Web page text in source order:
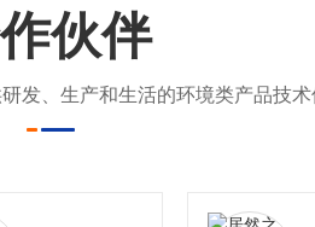
伙伴
发、生产和生活的环境类产品技